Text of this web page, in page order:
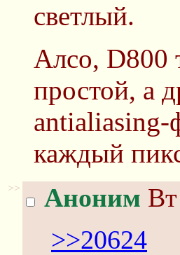
светлый.
Алсо, D800
простой, а
antialiasing-
каждый
>> Аноним
>>20624